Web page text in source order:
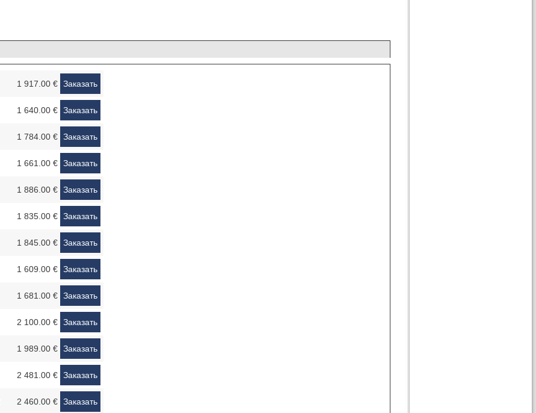
1 917.00 € Заказать
1 640.00 € Заказать
1 784.00 € Заказать
1 661.00 € Заказать
1 886.00 € Заказать
1 835.00 € Заказать
1 845.00 € Заказать
1 609.00 € Заказать
1 681.00 € Заказать
2 100.00 € Заказать
1 989.00 € Заказать
2 481.00 € Заказать
2 460.00 € Заказать